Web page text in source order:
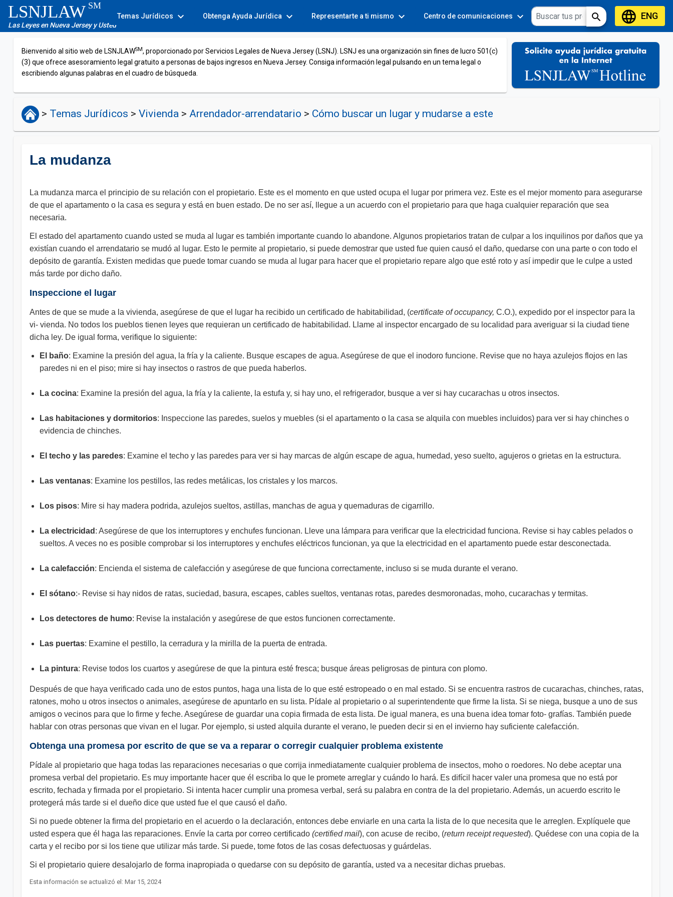
LSNJLAW SM
Las Leyes en Nueva Jersey y Usted
Temas Jurídicos expand_more Obtenga Ayuda Jurídica expand_more Representarte a ti mismo expand_more Centro de comunicaciones expand_more Toolsexpand_more search languageENG
Bienvenido al sitio web de LSNJLAWSM, proporcionado por Servicios Legales de Nueva Jersey (LSNJ). LSNJ es una organización sin fines de lucro 501(c)
(3) que ofrece asesoramiento legal gratuito a personas de bajos ingresos en Nueva Jersey. Consiga información legal pulsando en un tema legal o
escribiendo algunas palabras en el cuadro de búsqueda.
> Temas Jurídicos > Vivienda > Arrendador-arrendatario > Cómo buscar un lugar y mudarse a este
La mudanza
La mudanza marca el principio de su relación con el propietario. Este es el momento en que usted ocupa el lugar por primera vez. Este es el mejor momento para asegurarse
de que el apartamento o la casa es segura y está en buen estado. De no ser así, llegue a un acuerdo con el propietario para que haga cualquier reparación que sea
necesaria.
El estado del apartamento cuando usted se muda al lugar es también importante cuando lo abandone. Algunos propietarios tratan de culpar a los inquilinos por daños que ya
existían cuando el arrendatario se mudó al lugar. Esto le permite al propietario, si puede demostrar que usted fue quien causó el daño, quedarse con una parte o con todo el
depósito de garantía. Existen medidas que puede tomar cuando se muda al lugar para hacer que el propietario repare algo que esté roto y así impedir que le culpe a usted
más tarde por dicho daño.
Inspeccione el lugar
Antes de que se mude a la vivienda, asegúrese de que el lugar ha recibido un certificado de habitabilidad, (certificate of occupancy, C.O.), expedido por el inspector para la
vi- vienda. No todos los pueblos tienen leyes que requieran un certificado de habitabilidad. Llame al inspector encargado de su localidad para averiguar si la ciudad tiene
dicha ley. De igual forma, verifique lo siguiente:
El baño: Examine la presión del agua, la fría y la caliente. Busque escapes de agua. Asegúrese de que el inodoro funcione. Revise que no haya azulejos flojos en las
paredes ni en el piso; mire si hay insectos o rastros de que pueda haberlos.
La cocina: Examine la presión del agua, la fría y la caliente, la estufa y, si hay uno, el refrigerador, busque a ver si hay cucarachas u otros insectos.
Las habitaciones y dormitorios: Inspeccione las paredes, suelos y muebles (si el apartamento o la casa se alquila con muebles incluidos) para ver si hay chinches o
evidencia de chinches.
El techo y las paredes: Examine el techo y las paredes para ver si hay marcas de algún escape de agua, humedad, yeso suelto, agujeros o grietas en la estructura.
Las ventanas: Examine los pestillos, las redes metálicas, los cristales y los marcos.
Los pisos: Mire si hay madera podrida, azulejos sueltos, astillas, manchas de agua y quemaduras de cigarrillo.
La electricidad : Asegúrese de que los interruptores y enchufes funcionan. Lleve una lámpara para verificar que la electricidad funciona. Revise si hay cables pelados o
sueltos. A veces no es posible comprobar si los interruptores y enchufes eléctricos funcionan, ya que la electricidad en el apartamento puede estar desconectada.
La calefacción: Encienda el sistema de calefacción y asegúrese de que funciona correctamente, incluso si se muda durante el verano.
El sótano:- Revise si hay nidos de ratas, suciedad, basura, escapes, cables sueltos, ventanas rotas, paredes desmoronadas, moho, cucarachas y termitas.
Los detectores de humo: Revise la instalación y asegúrese de que estos funcionen correctamente.
Las puertas: Examine el pestillo, la cerradura y la mirilla de la puerta de entrada.
La pintura: Revise todos los cuartos y asegúrese de que la pintura esté fresca; busque áreas peligrosas de pintura con plomo.
Después de que haya verificado cada uno de estos puntos, haga una lista de lo que esté estropeado o en mal estado. Si se encuentra rastros de cucarachas, chinches, ratas,
ratones, moho u otros insectos o animales, asegúrese de apuntarlo en su lista. Pídale al propietario o al superintendente que firme la lista. Si se niega, busque a uno de sus
amigos o vecinos para que lo firme y feche. Asegúrese de guardar una copia firmada de esta lista. De igual manera, es una buena idea tomar foto- grafías. También puede
hablar con otras personas que vivan en el lugar. Por ejemplo, si usted alquila durante el verano, le pueden decir si en el invierno hay suficiente calefacción.
Obtenga una promesa por escrito de que se va a reparar o corregir cualquier problema existente
Pídale al propietario que haga todas las reparaciones necesarias o que corrija inmediatamente cualquier problema de insectos, moho o roedores. No debe aceptar una
promesa verbal del propietario. Es muy importante hacer que él escriba lo que le promete arreglar y cuándo lo hará. Es difícil hacer valer una promesa que no está por
escrito, fechada y firmada por el propietario. Si intenta hacer cumplir una promesa verbal, será su palabra en contra de la del propietario. Además, un acuerdo escrito le
protegerá más tarde si el dueño dice que usted fue el que causó el daño.
Si no puede obtener la firma del propietario en el acuerdo o la declaración, entonces debe enviarle en una carta la lista de lo que necesita que le arreglen. Explíquele que
usted espera que él haga las reparaciones. Envíe la carta por correo certificado (certified mail), con acuse de recibo, (return receipt requested). Quédese con una copia de la
carta y el recibo por si los tiene que utilizar más tarde. Si puede, tome fotos de las cosas defectuosas y guárdelas.
Si el propietario quiere desalojarlo de forma inapropiada o quedarse con su depósito de garantía, usted va a necesitar dichas pruebas.
Esta información se actualizó el: Mar 15, 2024